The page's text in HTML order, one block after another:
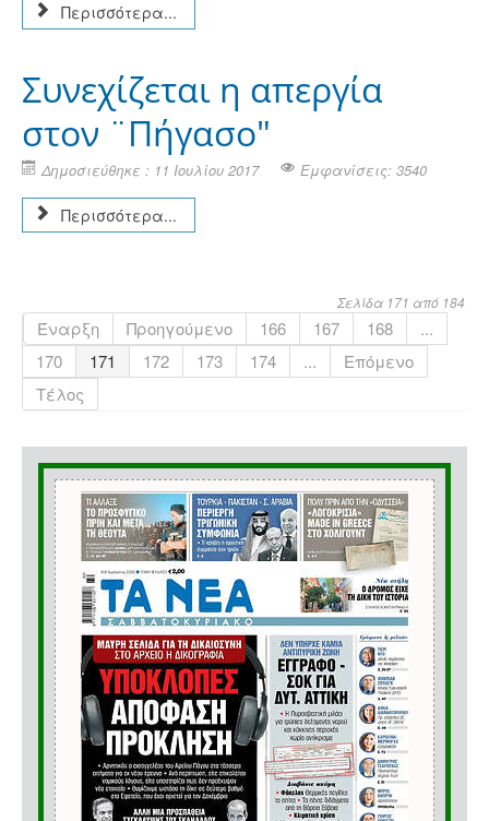
Περισσότερα...
Συνεχίζεται η απεργία
στον ¨Πήγασο"
Δημοσιεύθηκε : 11 Ιουλίου 2017 Εμφανίσεις: 3540
Περισσότερα...
Σελίδα 171 από 184
Έναρξη Προηγούμενο 166 167 168
...
170
171 172 173 174 ...
Επόμενο
Τέλος